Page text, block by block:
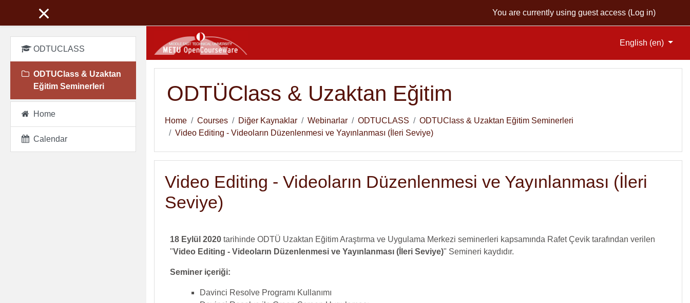
You are currently using guest access (Log in)
English ‎(en)‎
ODTÜClass & Uzaktan Eğitim
Home Courses Diğer Kaynaklar Webinarlar ODTUCLASS
ODTUClass & Uzaktan Eğitim Seminerleri
Video Editing - Videoların Düzenlenmesi ve Yayınlanması (İleri Seviye)
Video Editing - Videoların Düzenlenmesi ve Yayınlanması (İleri
Seviye)
18 Eylül 2020 tarihinde ODTÜ Uzaktan Eğitim Araştırma ve Uygulama Merkezi seminerleri kapsamında Rafet Çevik tarafından verilen
"Video Editing - Videoların Düzenlenmesi ve Yayınlanması (İleri Seviye)" Semineri kaydıdır.
Seminer içeriği:
Davinci Resolve Programı Kullanımı
ODTUCLASS
ODTUClass & Uzaktan
Eğitim Seminerleri
Home
Calendar